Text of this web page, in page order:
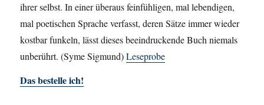
ihrer selbst. In einer überaus feinfühligen, mal lebendigen,
mal poetischen Sprache verfasst, deren Sätze immer wieder
kostbar funkeln, lässt dieses beeindruckende Buch niemals
unberührt. (Syme Sigmund)Leseprobe
Das bestelle ich!